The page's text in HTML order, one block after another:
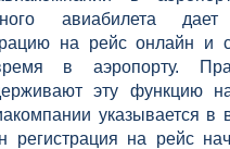
авиабилета дает
на рейс онлайн и
в аэропорту.
эту функцию
указывается в
регистрация на рейс